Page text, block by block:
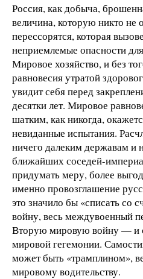
Россия, как добыча,
величина, которую никто не
перессорятся, которая
неприемлемые опасности
Мировое хозяйство, и без
равновесия утратой
увидит себя перед
десятки лет. Мировое
шатким, как никогда,
невиданные испытания.
ничего далеким державам и
ближайших соседей-
придумать меру, более
именно провозглашение
это значило бы «списать со
войну, весь междувоенный
Вторую мировую войну — и
мировой гегемонии.
может быть «трамплином»,
мировому водительству.